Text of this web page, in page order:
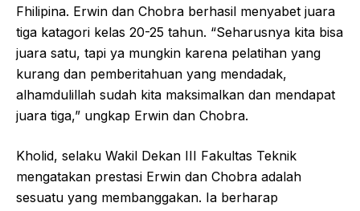
Fhilipina. Erwin dan Chobra berhasil menyabet juara
tiga katagori kelas 20-25 tahun. “Seharusnya kita bisa
juara satu, tapi ya mungkin karena pelatihan yang
kurang dan pemberitahuan yang mendadak,
alhamdulillah sudah kita maksimalkan dan mendapat
juara tiga,” ungkap Erwin dan Chobra.
Kholid, selaku Wakil Dekan III Fakultas Teknik
mengatakan prestasi Erwin dan Chobra adalah
sesuatu yang membanggakan. Ia berharap